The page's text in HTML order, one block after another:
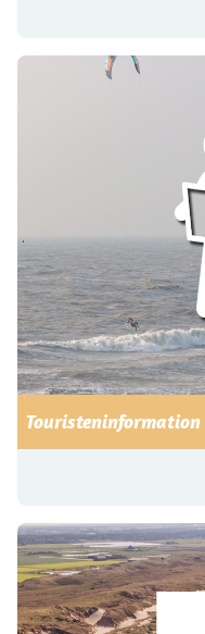
Touristeninformation